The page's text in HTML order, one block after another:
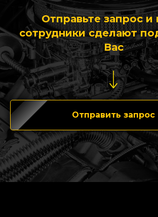
Отправьте запрос и
сотрудники сделают
Вас
Отправить запрос